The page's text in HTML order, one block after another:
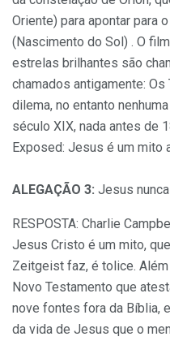
Oriente) para apontar para
(Nascimento do Sol) . O
estrelas brilhantes são
chamados antigamente: Os
dilema, no entanto
século XIX, nada antes de
Exposed: Jesus é um mito
ALEGAÇÃO 3: Jesus
RESPOSTA: Charlie
Jesus Cristo é um mito,
Zeitgeist faz, é tolice.
Novo Testamento que
nove fontes fora da Bíblia,
da vida de Jesus que o